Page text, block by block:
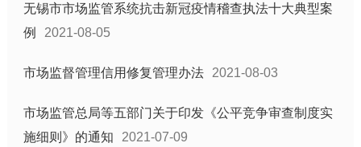
无锡市市场监管系统抗击新冠疫情稽查执法十大典型案
例
2021-08-05
市场监督管理信用修复管理办法 2021-08-03
市场监管总局等五部门关于印发《公平竞争审查制度实
施细则》的通知
2021-07-09